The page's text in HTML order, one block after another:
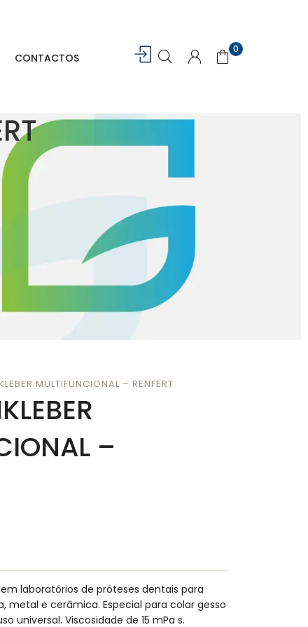
CONTACTOS
0
MULTIFUNCIONAL – RENFERT
–
laboratórios de próteses dentais para
metal e cerâmica. Especial para colar gesso
universal. Viscosidade de 15 mPa s.